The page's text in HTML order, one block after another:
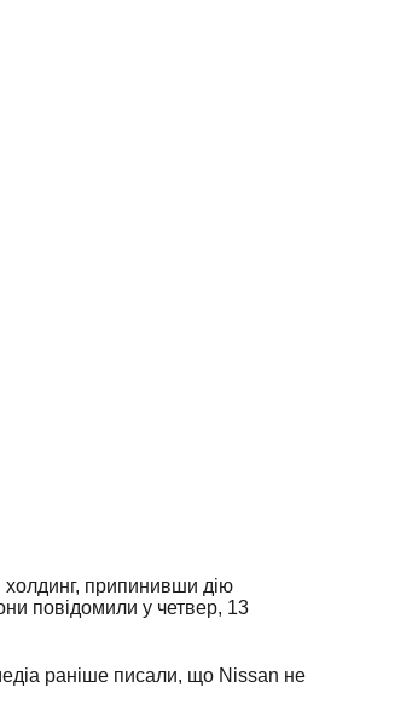
холдинг, припинивши дію
повідомили у четвер, 13
раніше писали, що Nissan не